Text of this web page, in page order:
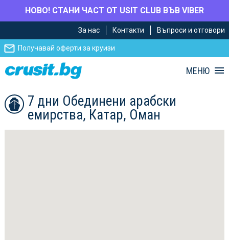
НОВО! СТАНИ ЧАСТ ОТ USIT CLUB ВЪВ VIBER
главното
съдържание
Навигацията
За нас Контакти Въпроси и отговори
Получавай оферти за круизи
МЕНЮ
7 дни Обединени арабски
емирства, Катар, Оман